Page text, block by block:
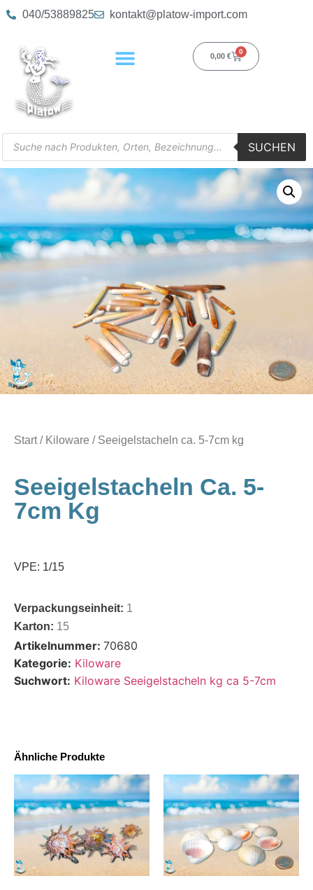
040/53889825 kontakt@platow-import.com
0,00 €
0
SUCHEN
Start/ Kiloware / Seeigelstacheln ca. 5-7cm kg
Seeigelstacheln Ca. 5-
7cm Kg
VPE: 1/15
Verpackungseinheit: 1
Karton: 15
Artikelnummer: 70680
Kategorie: Kiloware
Suchwort: Kiloware Seeigelstacheln kg ca 5-7cm
Ähnliche Produkte